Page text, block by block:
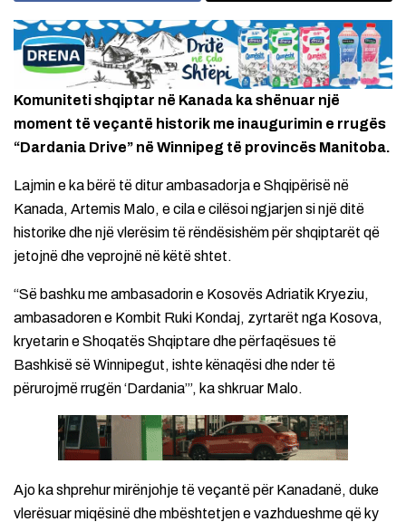
Komuniteti shqiptar në Kanada ka shënuar një
moment të veçantë historik me inaugurimin e rrugës
“Dardania Drive” në Winnipeg të provincës Manitoba.
Lajmin e ka bërë të ditur ambasadorja e Shqipërisë në
Kanada, Artemis Malo, e cila e cilësoi ngjarjen si një ditë
historike dhe një vlerësim të rëndësishëm për shqiptarët që
jetojnë dhe veprojnë në këtë shtet.
“Së bashku me ambasadorin e Kosovës Adriatik Kryeziu,
ambasadoren e Kombit Ruki Kondaj, zyrtarët nga Kosova,
kryetarin e Shoqatës Shqiptare dhe përfaqësues të
Bashkisë së Winnipegut, ishte kënaqësi dhe nder të
përurojmë rrugën ‘Dardania’”, ka shkruar Malo.
Ajo ka shprehur mirënjohje të veçantë për Kanadanë, duke
vlerësuar miqësinë dhe mbështetjen e vazhdueshme që ky